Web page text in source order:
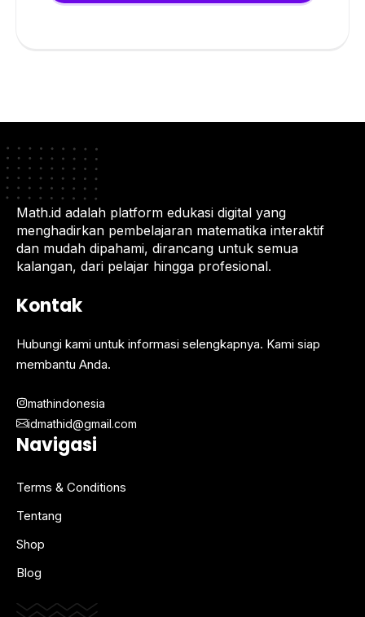
Math.id adalah platform edukasi digital yang
menghadirkan pembelajaran matematika interaktif
dan mudah dipahami, dirancang untuk semua
kalangan, dari pelajar hingga profesional.
Kontak
Hubungi kami untuk informasi selengkapnya. Kami siap
membantu Anda.
mathindonesia
idmathid@gmail.com
Navigasi
Terms & Conditions
Tentang
Shop
Blog